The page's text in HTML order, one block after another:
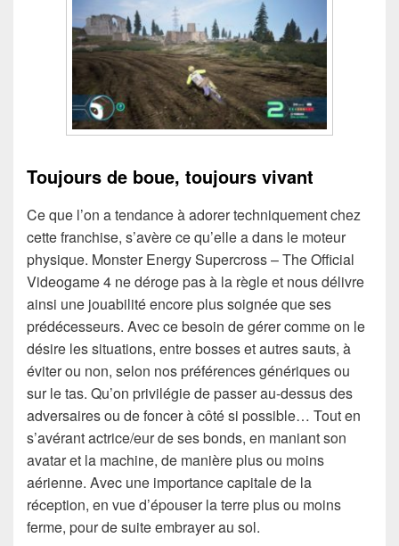
Toujours de boue, toujours vivant
Ce que l’on a tendance à adorer techniquement chez
cette franchise, s’avère ce qu’elle a dans le moteur
physique. Monster Energy Supercross – The Official
Videogame 4 ne déroge pas à la règle et nous délivre
ainsi une jouabilité encore plus soignée que ses
prédécesseurs. Avec ce besoin de gérer comme on le
désire les situations, entre bosses et autres sauts, à
éviter ou non, selon nos préférences génériques ou
sur le tas. Qu’on privilégie de passer au-dessus des
adversaires ou de foncer à côté si possible… Tout en
s’avérant actrice/eur de ses bonds, en maniant son
avatar et la machine, de manière plus ou moins
aérienne. Avec une importance capitale de la
réception, en vue d’épouser la terre plus ou moins
ferme, pour de suite embrayer au sol.